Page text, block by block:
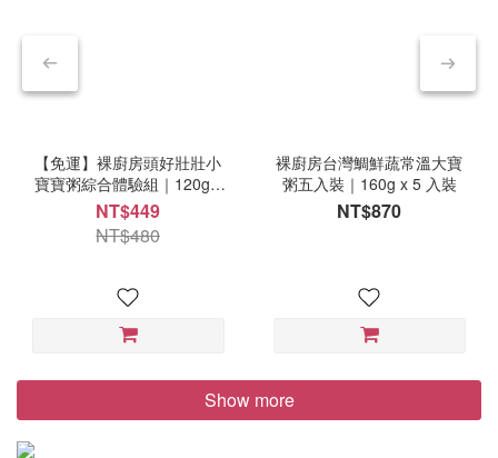
沸熱水也可以直接將熱水倒入飯內攪拌後，再用悶燒罐讓米粒燜個
過渡到有顆粒的主食，建立咀嚼與吞嚥能力。 寶寶燉飯正是設計在
這個過渡階段，讓孩子在安全的前提下：練習咀嚼適應顆粒食物建
立飲食能力✅ 如果寶寶還不習慣這麼顆粒怎麼辦？每個寶寶的發展
進度不同，如果目前比較習慣吃粥或是軟飯，也可以透過以下方式
軟化用電鍋加熱，也可以再看寶寶喜歡的口感加入水分以後再蒸，
讓寶寶一步一步習慣不同的食物質地。最後想對爸媽說我們理解看
是「是否安全、是否適合寶寶」。 但也想讓你放心 ：米粒已經完全
煮熟，白色米心只是製程與水分結構造成的自然現象喔～ 我們選擇
保留這樣的口感是希望寶寶不只吃得安心，也能在每一口中，慢慢
【免運】裸廚房頭好壯壯小
寶寶粥綜合體驗組｜120g x
3 入裝
NT$449
NT$480
裸廚房台灣鯛鮮蔬常溫大寶
粥五入裝｜160g x 5 入裝
NT$870
Show more